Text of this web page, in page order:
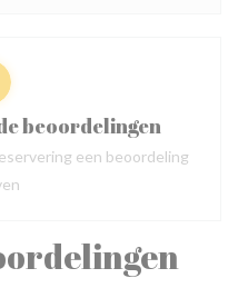
beoordelingen
een beoordeling